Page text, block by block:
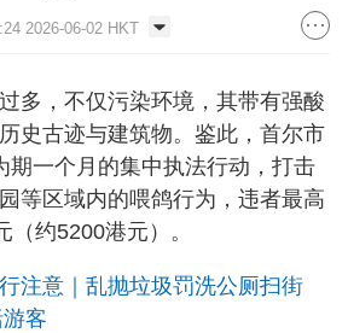
2026-06-02 HKT
多，不仅污染环境，其带有强酸
史古迹与建筑物。鉴此，首尔市
期一个月的集中执法行动，打击
等区域内的喂鸽行为，违者最高
约5200港元）。
注意｜乱抛垃圾罚洗公厕扫街
客